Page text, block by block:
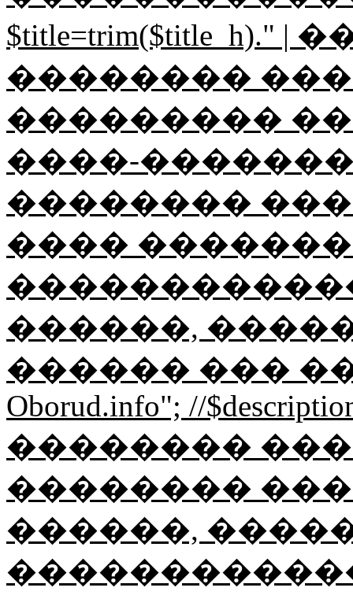
��������
���������
����-���������";
��������
����
������,
������ ���
Oborud.info"; //
��������
��������
������,
�������������";